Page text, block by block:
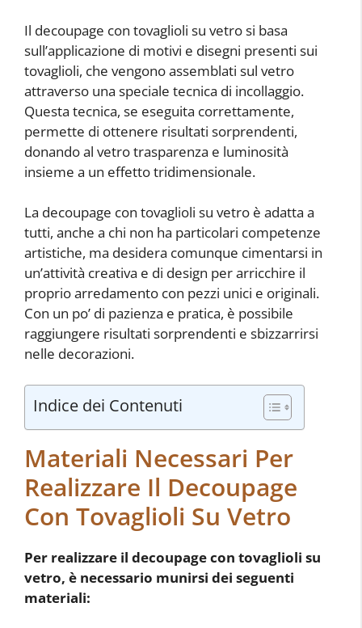
Il decoupage con tovaglioli su vetro si basa
sull’applicazione di motivi e disegni presenti sui
tovaglioli, che vengono assemblati sul vetro
attraverso una speciale tecnica di incollaggio.
Questa tecnica, se eseguita correttamente,
permette di ottenere risultati sorprendenti,
donando al vetro trasparenza e luminosità
insieme a un effetto tridimensionale.
La decoupage con tovaglioli su vetro è adatta a
tutti, anche a chi non ha particolari competenze
artistiche, ma desidera comunque cimentarsi in
un’attività creativa e di design per arricchire il
proprio arredamento con pezzi unici e originali.
Con un po’ di pazienza e pratica, è possibile
raggiungere risultati sorprendenti e sbizzarrirsi
nelle decorazioni.
Indice dei Contenuti
Materiali Necessari Per
Realizzare Il Decoupage
Con Tovaglioli Su Vetro
Per realizzare il decoupage con tovaglioli su
vetro, è necessario munirsi dei seguenti
materiali: